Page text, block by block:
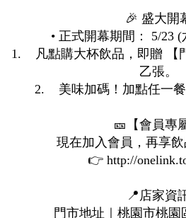
🎉 盛大開
• 正式開幕期間： 5/23
1. 凡點購大杯飲品，即贈 【
乙張。
2. 美味加碼！加點任一餐
🎫【會員專
現在加入會員，再享
👉 http://
📍店家資
門市地址｜桃園市桃園